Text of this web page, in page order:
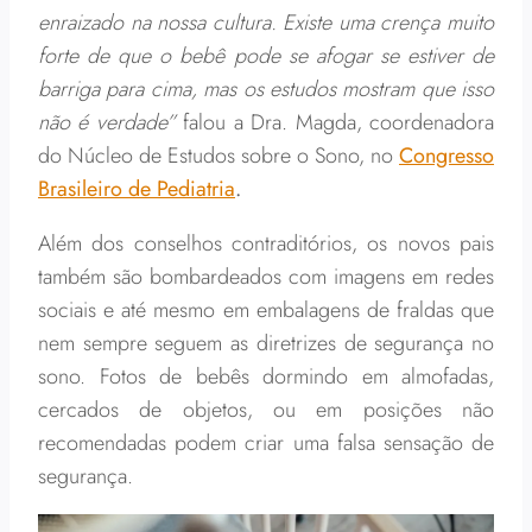
enraizado na nossa cultura. Existe uma crença muito
forte de que o bebê pode se afogar se estiver de
barriga para cima, mas os estudos mostram que isso
não é verdade”falou a Dra. Magda, coordenadora
do Núcleo de Estudos sobre o Sono, noCongresso
Brasileiro de Pediatria.
Além dos conselhos contraditórios, os novos pais
também são bombardeados com imagens em redes
sociais e até mesmo em embalagens de fraldas que
nem sempre seguem as diretrizes de segurança no
sono. Fotos de bebês dormindo em almofadas,
cercados de objetos, ou em posições não
recomendadas podem criar uma falsa sensação de
segurança.